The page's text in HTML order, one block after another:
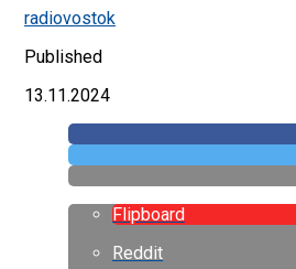
radiovostok
Published
13.11.2024
Flipboard
Reddit